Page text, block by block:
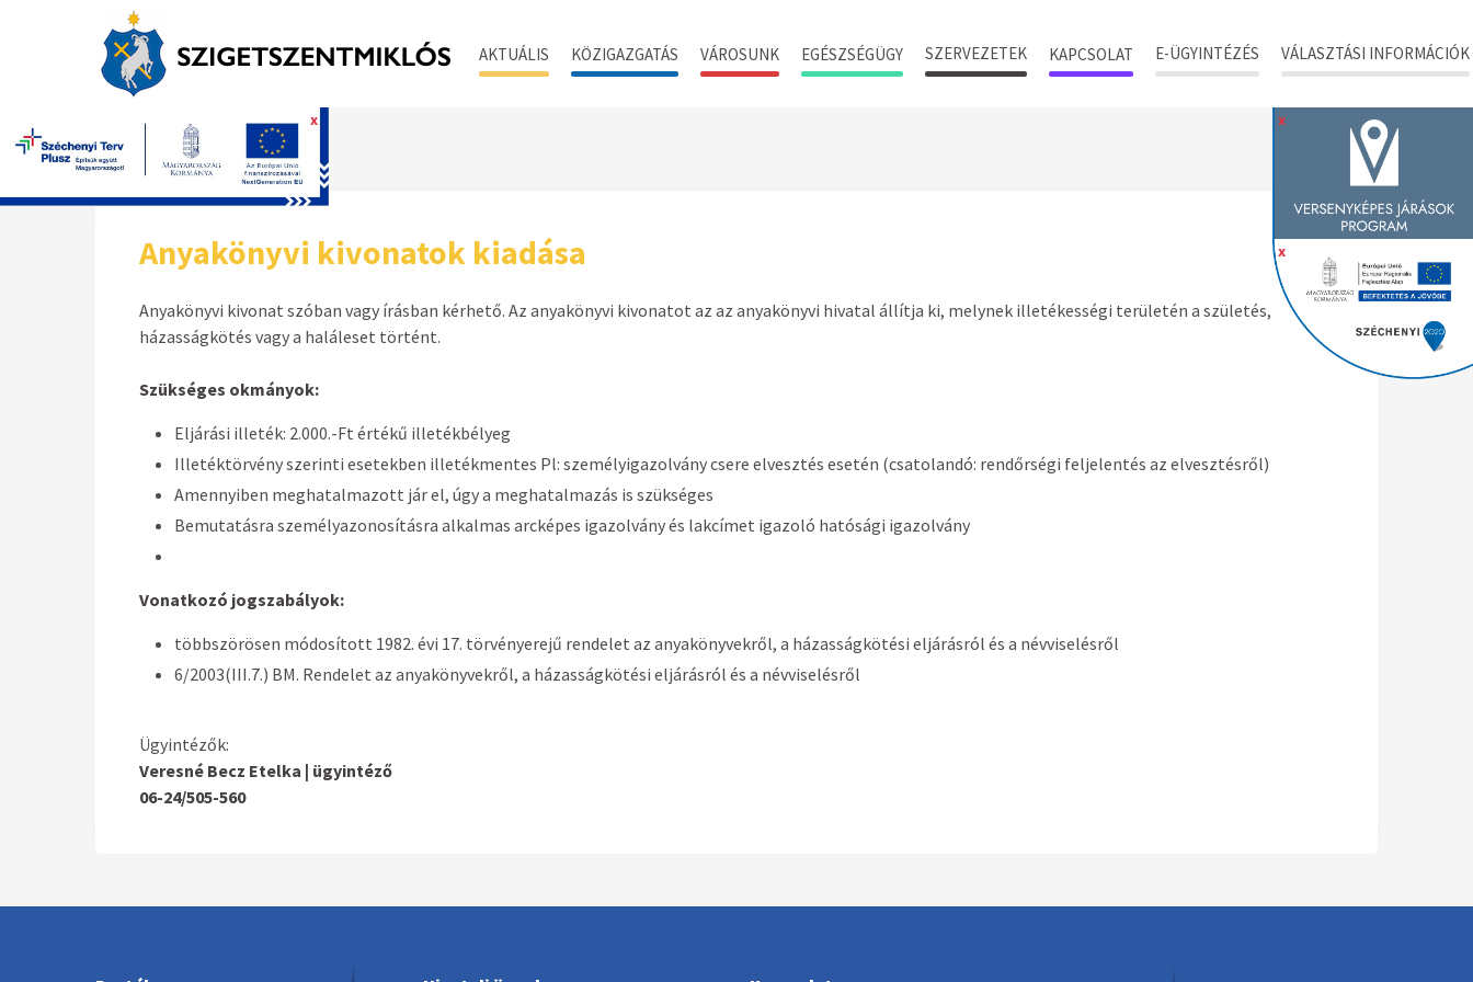
AKTUÁLIS KÖZIGAZGATÁS VÁROSUNK EGÉSZSÉGÜGY SZERVEZETEK KAPCSOLAT E-ÜGYINTÉZÉS VÁLASZTÁSI INFORMÁCIÓK
x
x
x
Főoldal
Anyakönyvi kivonatok kiadása
Anyakönyvi kivonat szóban vagy írásban kérhető. Az anyakönyvi kivonatot az az anyakönyvi hivatal állítja ki, melynek illetékességi területén a születés,
házasságkötés vagy a haláleset történt.
Szükséges okmányok:
Eljárási illeték: 2.000.-Ft értékű illetékbélyeg
Illetéktörvény szerinti esetekben illetékmentes Pl: személyigazolvány csere elvesztés esetén (csatolandó: rendőrségi feljelentés az elvesztésről)
Amennyiben meghatalmazott jár el, úgy a meghatalmazás is szükséges
Bemutatásra személyazonosításra alkalmas arcképes igazolvány és lakcímet igazoló hatósági igazolvány
Vonatkozó jogszabályok:
többszörösen módosított 1982. évi 17. törvényerejű rendelet az anyakönyvekről, a házasságkötési eljárásról és a névviselésről
6/2003(III.7.) BM. Rendelet az anyakönyvekről, a házasságkötési eljárásról és a névviselésről
Ügyintézők:
Veresné Becz Etelka | ügyintéző
06-24/505-560